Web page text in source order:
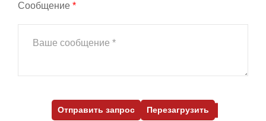
Сообщение *
Отправить запрос Перезагрузить